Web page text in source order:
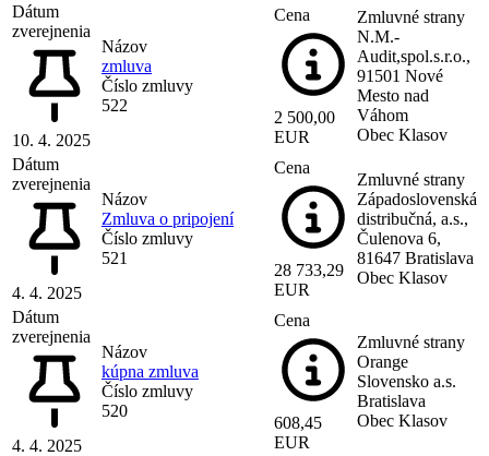
Dátum
zverejnenia
10. 4. 2025
Názov
zmluva
Číslo zmluvy
522
Cena
2 500,00
EUR
Zmluvné strany
N.M.-
Audit,spol.s.r.o.,
91501 Nové
Mesto nad
Váhom
Obec Klasov
Dátum
zverejnenia
4. 4. 2025
Názov
Zmluva o pripojení
Číslo zmluvy
521
Cena
28 733,29
EUR
Zmluvné strany
Západoslovenská
distribučná, a.s.,
Čulenova 6,
81647 Bratislava
Obec Klasov
Dátum
zverejnenia
4. 4. 2025
Názov
kúpna zmluva
Číslo zmluvy
520
Cena
608,45
EUR
Zmluvné strany
Orange
Slovensko a.s.
Bratislava
Obec Klasov